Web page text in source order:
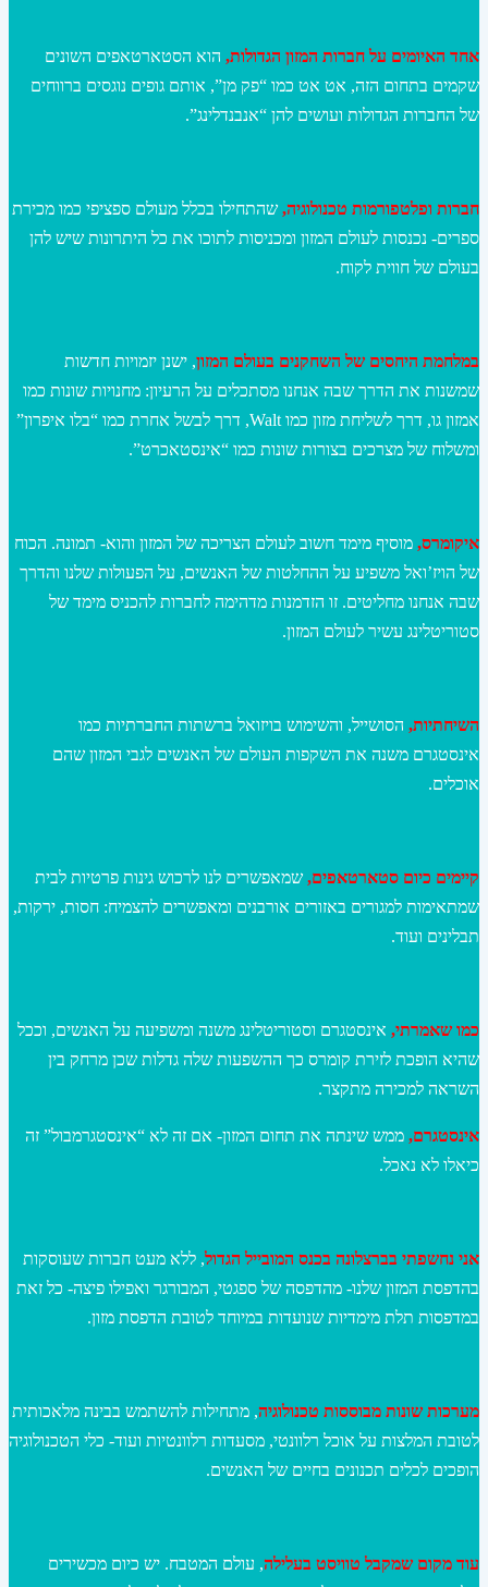
אחד האיומים על חברות המזון הגדולות, הוא הסטארטאפים השונים
שקמים בתחום הזה, אט אט כמו “פק מן”, אותם גופים נוגסים ברווחים
של החברות הגדולות ועושים להן “אנבנדלינג”.
חברות ופלטפורמות טכנולוגיה, שהתחילו בכלל מעולם ספציפי כמו מכירת
ספרים- נכנסות לעולם המזון ומכניסות לתוכו את כל היתרונות שיש להן
בעולם של חווית לקוח.
במלחמת היחסים של השחקנים בעולם המזון, ישנן יזמויות חדשות
שמשנות את הדרך שבה אנחנו מסתכלים על הרעיון: מחנויות שונות כמו
אמזון גו, דרך לשליחת מזון כמו Walt, דרך לבשל אחרת כמו “בלו איפרון”
ומשלוח של מצרכים בצורות שונות כמו “אינסטאכרט”.
איקומרס, מוסיף מימד חשוב לעולם הצריכה של המזון והוא- תמונה. הכוח
של הויז’ואל משפיע על ההחלטות של האנשים, על הפעולות שלנו והדרך
שבה אנחנו מחליטים. זו הזדמנות מדהימה לחברות להכניס מימד של
סטוריטלינג עשיר לעולם המזון.
השיחתיות, הסושייל, והשימוש בויזואל ברשתות החברתיות כמו
אינסטגרם משנה את השקפות העולם של האנשים לגבי המזון שהם
אוכלים.
קיימים כיום סטארטאפים, שמאפשרים לנו לרכוש גינות פרטיות לבית
שמתאימות למגורים באזורים אורבנים ומאפשרים להצמיח: חסות, ירקות,
תבלינים ועוד.
כמו שאמרתי, אינסטגרם וסטוריטלינג משנה ומשפיעה על האנשים, וככל
שהיא הופכת לזירת קומרס כך ההשפעות שלה גדלות שכן מרחק בין
השראה למכירה מתקצר.
אינסטגרם, ממש שינתה את תחום המזון- אם זה לא “אינסטגרמבול” זה
כיאלו לא נאכל.
אני נחשפתי בברצלונה בכנס המובייל הגדול, ללא מעט חברות שעוסקות
בהדפסת המזון שלנו- מהדפסה של ספגטי, המבורגר ואפילו פיצה- כל זאת
במדפסות תלת מימדיות שנועדות במיוחד לטובת הדפסת מזון.
מערכות שונות מבוססות טכנולוגיה, מתחילות להשתמש בבינה מלאכותית
לטובת המלצות על אוכל רלוונטי, מסעדות רלוונטיות ועוד- כלי הטכנולוגיה
הופכים לכלים תכנונים בחיים של האנשים.
עוד מקום שמקבל טוויסט בעלילה, עולם המטבח. יש כיום מכשירים